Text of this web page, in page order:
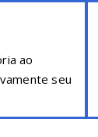
ao
seu